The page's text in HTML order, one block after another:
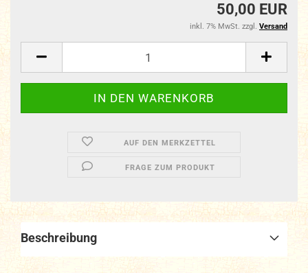
50,00 EUR
inkl. 7% MwSt. zzgl. Versand
AUF DEN MERKZETTEL
FRAGE ZUM PRODUKT
Beschreibung